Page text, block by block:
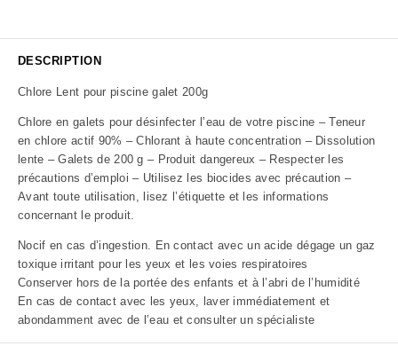
DESCRIPTION
Chlore Lent pour piscine galet 200g
Chlore en galets pour désinfecter l’eau de votre piscine – Teneur
en chlore actif 90% – Chlorant à haute concentration – Dissolution
lente – Galets de 200 g – Produit dangereux – Respecter les
précautions d’emploi – Utilisez les biocides avec précaution –
Avant toute utilisation, lisez l’étiquette et les informations
concernant le produit.
Nocif en cas d’ingestion. En contact avec un acide dégage un gaz
toxique irritant pour les yeux et les voies respiratoires
Conserver hors de la portée des enfants et à l’abri de l’humidité
En cas de contact avec les yeux, laver immédiatement et
abondamment avec de l’eau et consulter un spécialiste